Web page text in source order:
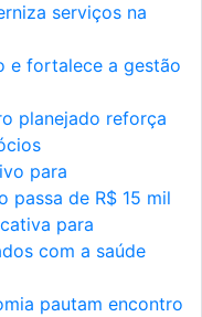
serviços na
e fortalece a gestão
planejado reforça
para
passa de R$ 15 mil
para
com a saúde
pautam encontro